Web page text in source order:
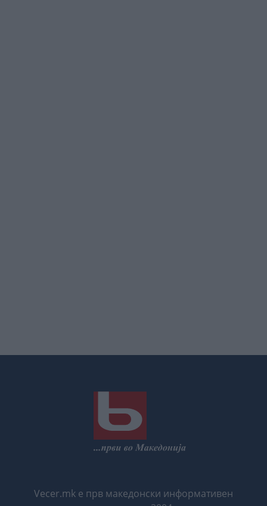
Vecer.mk е прв македонски информативен